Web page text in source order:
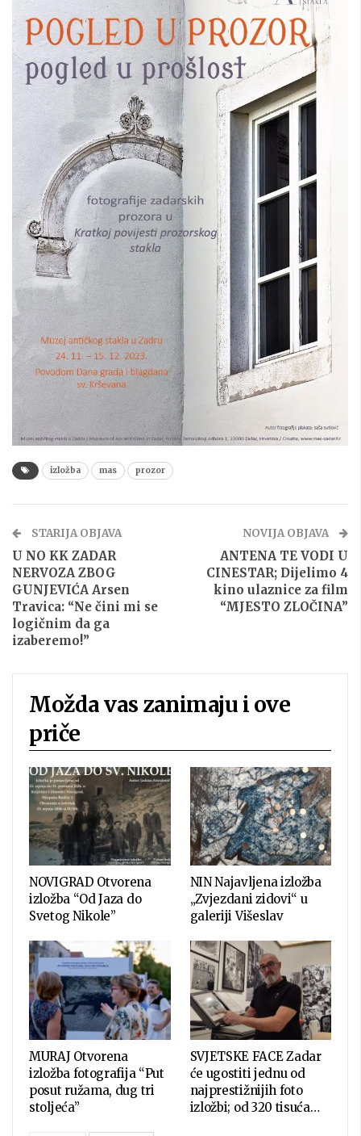
izložba mas prozor
STARIJA OBJAVA
U NO KK ZADAR
NERVOZA ZBOG
GUNJEVIĆA Arsen
Travica: “Ne čini mi se
logičnim da ga
izaberemo!”
NOVIJA OBJAVA
ANTENA TE VODI U
CINESTAR; Dijelimo 4
kino ulaznice za film
“MJESTO ZLOČINA”
Možda vas zanimaju i ove
priče
NOVIGRAD Otvorena
izložba “Od Jaza do
Svetog Nikole”
NIN Najavljena izložba
„Zvjezdani zidovi“ u
galeriji Višeslav
MURAJ Otvorena
izložba fotografija “Put
posut ružama, dug tri
stoljeća”
SVJETSKE FACE Zadar
će ugostiti jednu od
najprestižnijih foto
izložbi; od 320 tisuća…